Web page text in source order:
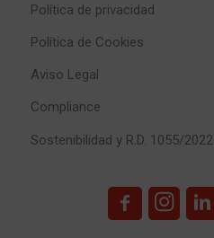
Política de privacidad
Política de Cookies
Aviso Legal
Compliance
Sostenibilidad y R.D. 1055/2022